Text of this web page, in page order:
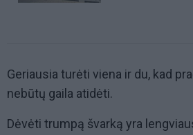
Geriausia turėti viena ir du, kad
nebūtų gaila atidėti.
Dėvėti trumpą švarką yra